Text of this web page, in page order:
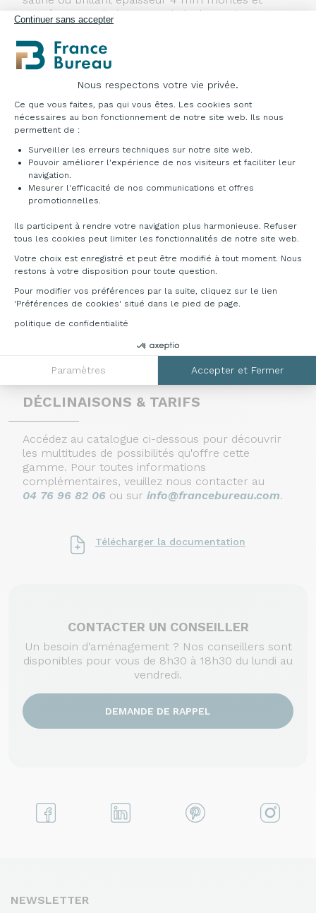
Continuer sans accepter
Nous respectons votre vie privée.
Plateforme de Gestion du Consentement :
Ce que vous faites, pas qui vous êtes. Les cookies sont
nécessaires au bon fonctionnement de notre site web. Ils nous
permettent de :
Surveiller les erreurs techniques sur notre site web.
Pouvoir améliorer l'expérience de nos visiteurs et faciliter leur
navigation.
Mesurer l'efficacité de nos communications et offres
promotionnelles.
Ils participent à rendre votre navigation plus harmonieuse. Refuser
tous les cookies peut limiter les fonctionnalités de notre site web.
Votre choix est enregistré et peut être modifié à tout moment. Nous
restons à votre disposition pour toute question.
Pour modifier vos préférences par la suite, cliquez sur le lien
'Préférences de cookies' situé dans le pied de page.
politique de confidentialité
Paramètres Accepter et Fermer
Axeptio consent
cintrés par emboitement. Pieds de soutien en
tube Ø 6 cm coté utilisateur coloris blanc. Double
platines de liaison entre les modules. Vérins de
mise à niveau réglable de l’intérieur sous chaque
module. Cloison accueil « plexi » à fixe. Livrées
avec 2 pinces de fixation PPESX blanches. Joue
d’extrémité porteuse (remplace pied de soutien).
Tablettes intérieures GA ou BL pour module haut.
Pied de soutien blanc. Porte saloon avec 2
au niveau du voile de fond.
DÉCLINAISONS & TARIFS
Accédez au catalogue ci-dessous pour découvrir
les multitudes de possibilités qu'offre cette
gamme. Pour toutes informations
complémentaires, veuillez nous contacter au
04 76 96 82 06 ou sur info@francebureau.com.
Télécharger la documentation
CONTACTER UN CONSEILLER
Un besoin d'aménagement ? Nos conseillers sont
disponibles pour vous de 8h30 à 18h30 du lundi au
vendredi.
DEMANDE DE RAPPEL
NEWSLETTER